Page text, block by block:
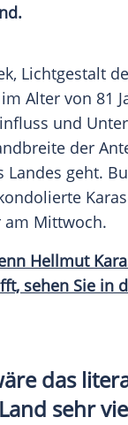
Lichtgestalt
Alter von 81
und
der
Landes geht.
am Mittwoch.
Hellmut
sehen Sie in
das
sehr